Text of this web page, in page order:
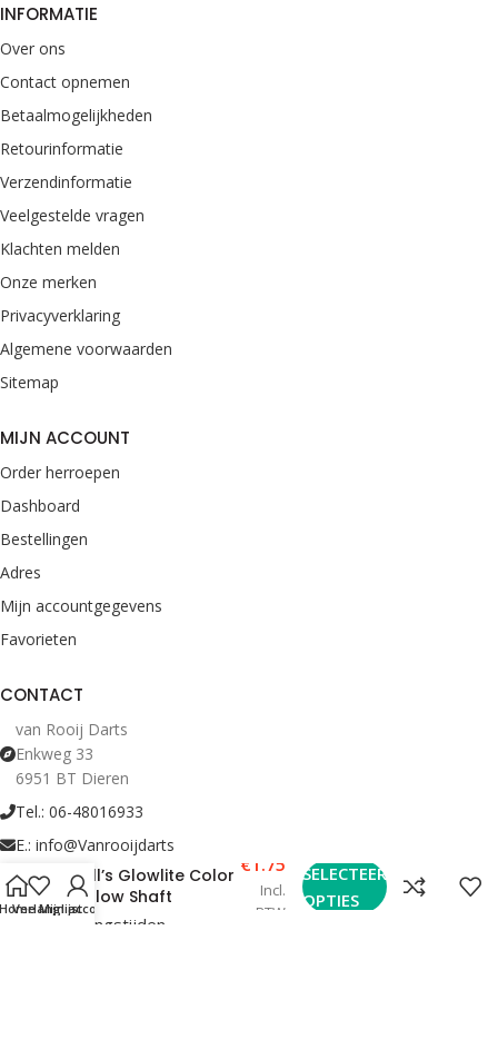
INFORMATIE
Over ons
Contact opnemen
Betaalmogelijkheden
Retourinformatie
Verzendinformatie
Veelgestelde vragen
Klachten melden
Onze merken
Privacyverklaring
Algemene voorwaarden
Sitemap
MIJN ACCOUNT
Order herroepen
Dashboard
Bestellingen
Adres
Mijn accountgegevens
Favorieten
CONTACT
van Rooij Darts
Enkweg 33
6951 BT Dieren
Tel.: 06-48016933
E.: info@Vanrooijdarts
Bekijk Openingstijden
Bull’s Glowlite Color
Yellow Shaft
€ 1.75
Incl.
BTW
SELECTEER
OPTIES
Verlanglijst
Mijn account